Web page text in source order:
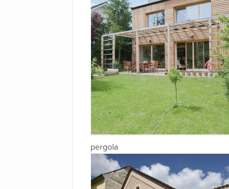
pergola